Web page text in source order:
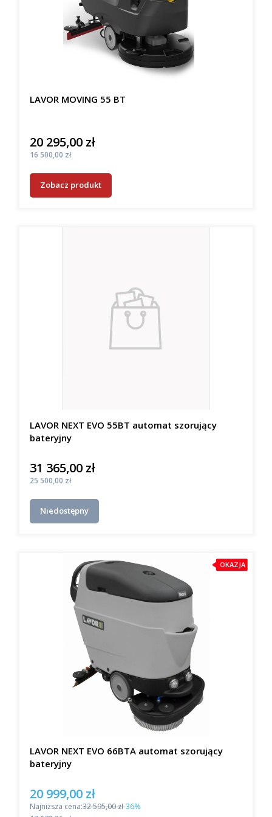
LAVOR MOVING 55 BT
Cena
20 295,00 zł
Cena
16 500,00 zł
Zobacz produkt
LAVOR NEXT EVO 55BT automat szorujący
bateryjny
Cena
31 365,00 zł
Cena
25 500,00 zł
Niedostępny
OKAZJA
LAVOR NEXT EVO 66BTA automat szorujący
bateryjny
Cena promocyjna
20 999,00 zł
Najniższa cena:32 595,00 zł-36%